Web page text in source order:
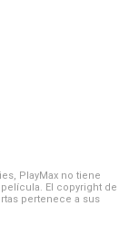
PlayMax no tiene
El copyright de
pertenece a sus